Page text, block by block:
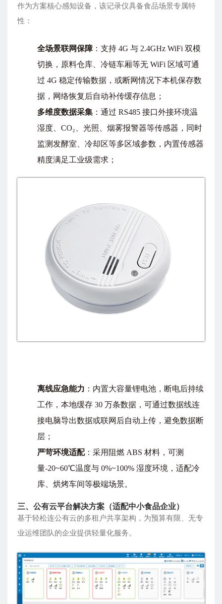
作为方案核心感知设备，该记录仪具备食品场景专属特
性：
全场景联网保障：支持 4G 与 2.4GHz WiFi 双模
切换，原料仓库、冷链车厢等无 WiFi 区域可通
过 4G 稳定传输数据，或断网情况下本机保存数
据，网络恢复后自动补传缓存信息；
多维度数据采集 ：通过 RS485 接口外接环境温
湿度、CO₂、光照、烟雾报警器等传感器，同时
监测发酵室、冷却区等多区域参数，内置传感器
精度满足工业级需求；
离线应急能力 ：内置大容量锂电池，断电后持续
工作，本地缓存 30 万条数据，可通过数据线连
接电脑导出数据或联网后自动上传，避免数据断
层；
严苛环境适配：采用阻燃 ABS 材料，可测
量-20~60℃温度与 0%~100% 湿度环境，适配冷
库、烘烤车间等极端场景。
三、公有云平台解决方案（适配中小食品企业）
基于轻松连公有云的多租户共享架构，为预算有限、无专
业运维团队的企业提供轻量化服务。